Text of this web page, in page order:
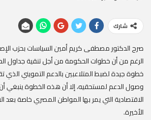
شارك
صرح الدكتور مصطفى كريم أمين السياسات بحزب
الرغم من أن خطوات الحكومة من أجل تنقية جداول
خطوة جيدة لضبط المتلاعبين بالدعم التمويني
وصول الدعم لمستحقيه، إلا أن هذه الخطوة ينبغي
الاقتصادية التي يمر بها المواطن المصري خاصة بعد
الأخيرة.